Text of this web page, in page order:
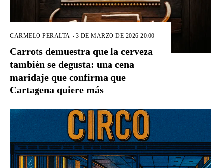
CARMELO PERALTA - 3 DE MARZO DE 2026 20:00
Carrots demuestra que la cerveza
también se degusta: una cena
maridaje que confirma que
Cartagena quiere más